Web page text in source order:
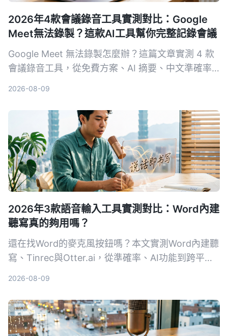
2026年4款會議錄音工具實測對比：Google
Meet無法錄製？這款AI工具幫你完整記錄會議
Google Meet 無法錄製怎麼辦？這篇文章實測 4 款
會議錄音工具，從免費方案、AI 摘要、中文準確率
2026-08-09
2026年3款語音輸入工具實測對比：Word內建
聽寫真的夠用嗎？
還在找Word的麥克風按鈕嗎？本文實測Word內建聽
寫、Tinrec與Otter.ai，從準確率、AI功能到跨平台
2026-08-09